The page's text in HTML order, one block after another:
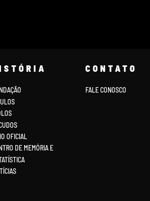
OFICIAL
DE MEMÓRIA E
CONTATO
FALE CONOSCO